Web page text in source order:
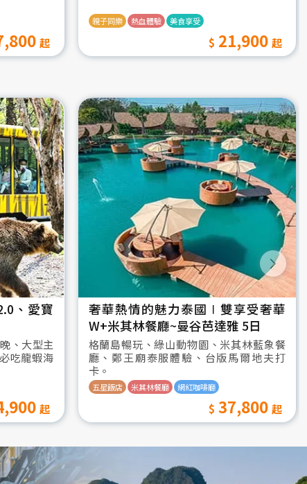
親子同樂 熱血體驗 美食享受
21,900
、愛寶
、大型主
吃龍蝦海
奢華熱情的魅力泰國∣雙享受奢華
W+米其林餐廳~曼谷芭達雅 5日
格蘭島暢玩、綠山動物園、米其林藍象餐
廳、鄭王廟泰服體驗、台版馬爾地夫打
卡。
五星飯店 米其林餐廳 網紅咖啡廳
37,800